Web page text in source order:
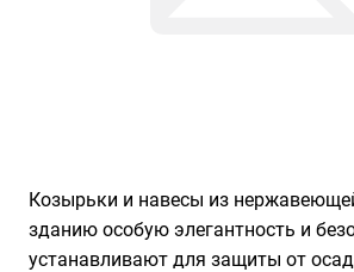
Козырьки и навесы из
зданию особую элегантность и
устанавливают для защиты от